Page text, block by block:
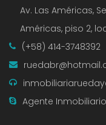
Av. Las Américas,
Américas, piso 2,
(+58) 414-3748392
Agente Inmobiliario